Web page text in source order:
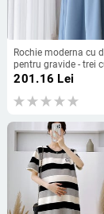
Rochie moderna cu
pentru gravide - trei
201.16 Lei